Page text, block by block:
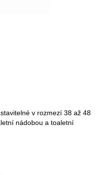
v rozmezí 38 až 48
nádobou a toaletní